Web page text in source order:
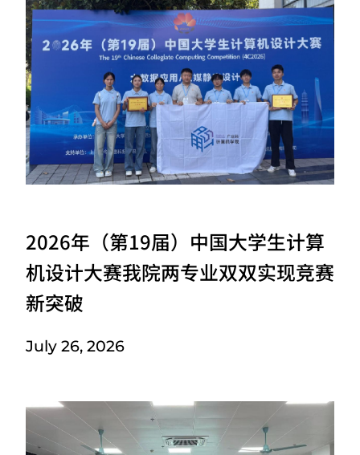
2026年（第19届）中国大学生计算
机设计大赛我院两专业双双实现竞赛
新突破
July 26, 2026